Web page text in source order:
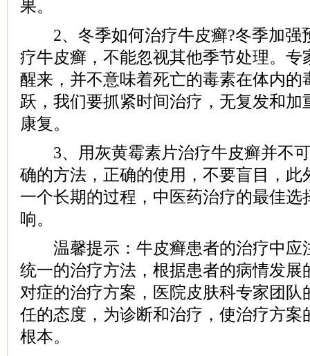
果。
2、冬季如何治疗牛皮癣?冬季加强
疗牛皮癣，不能忽视其他季节处理。专
醒来，并不意味着死亡的毒素在体内的
跃，我们要抓紧时间治疗，无复发和加
康复。
3、用灰黄霉素片治疗牛皮癣并不可
确的方法，正确的使用，不要盲目，此
一个长期的过程，中医药治疗的最佳选
响。
温馨提示：牛皮癣患者的治疗中应
统一的治疗方法，根据患者的病情发展
对症的治疗方案，医院皮肤科专家团队
任的态度，为诊断和治疗，使治疗方案
根本。